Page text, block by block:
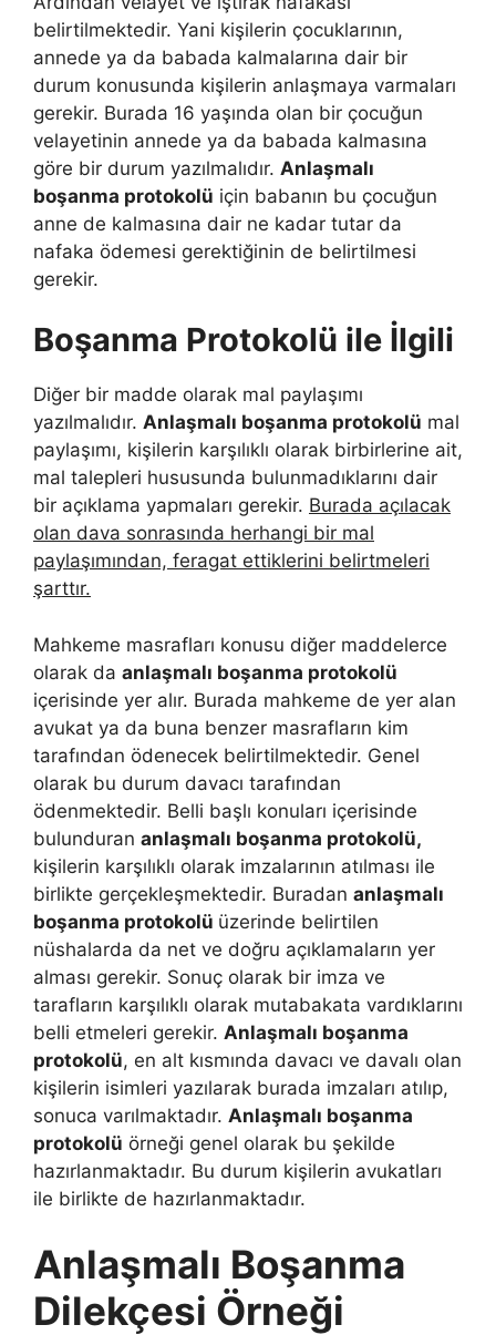
belirtilmektedir. Yani kişilerin çocuklarının,
annede ya da babada kalmalarına dair bir
durum konusunda kişilerin anlaşmaya varmaları
gerekir. Burada 16 yaşında olan bir çocuğun
velayetinin annede ya da babada kalmasına
göre bir durum yazılmalıdır. Anlaşmalı
boşanma protokolü için babanın bu çocuğun
anne de kalmasına dair ne kadar tutar da
nafaka ödemesi gerektiğinin de belirtilmesi
gerekir.
Boşanma Protokolü ile İlgili
Diğer bir madde olarak mal paylaşımı
yazılmalıdır. Anlaşmalı boşanma protokolü mal
paylaşımı, kişilerin karşılıklı olarak birbirlerine ait,
mal talepleri hususunda bulunmadıklarını dair
bir açıklama yapmaları gerekir. Burada açılacak
olan dava sonrasında herhangi bir mal
paylaşımından, feragat ettiklerini belirtmeleri
şarttır.
Mahkeme masrafları konusu diğer maddelerce
olarak da anlaşmalı boşanma protokolü
içerisinde yer alır. Burada mahkeme de yer alan
avukat ya da buna benzer masrafların kim
tarafından ödenecek belirtilmektedir. Genel
olarak bu durum davacı tarafından
ödenmektedir. Belli başlı konuları içerisinde
bulunduran anlaşmalı boşanma protokolü,
kişilerin karşılıklı olarak imzalarının atılması ile
birlikte gerçekleşmektedir. Buradan anlaşmalı
boşanma protokolü üzerinde belirtilen
nüshalarda da net ve doğru açıklamaların yer
alması gerekir. Sonuç olarak bir imza ve
tarafların karşılıklı olarak mutabakata vardıklarını
belli etmeleri gerekir. Anlaşmalı boşanma
protokolü, en alt kısmında davacı ve davalı olan
kişilerin isimleri yazılarak burada imzaları atılıp,
sonuca varılmaktadır. Anlaşmalı boşanma
protokolü örneği genel olarak bu şekilde
hazırlanmaktadır. Bu durum kişilerin avukatları
ile birlikte de hazırlanmaktadır.
Anlaşmalı Boşanma
Dilekçesi Örneği